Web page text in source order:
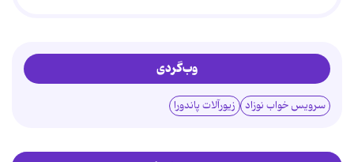
وب‌گردی
سرویس خواب نوزاد زیورآلات پاندورا